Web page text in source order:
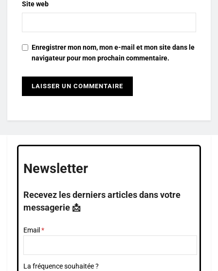
Site web
Enregistrer mon nom, mon e-mail et mon site dans le
navigateur pour mon prochain commentaire.
Newsletter
Recevez les derniers articles dans votre
messagerie 📩
Email
La fréquence souhaitée ?